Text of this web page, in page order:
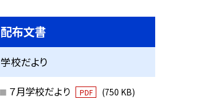
配布文書
学校だより
７月学校だより PDF (750 KB)